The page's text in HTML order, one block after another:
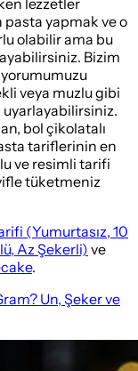
pasta yapmak ve o
olabilir ama bu
Bizim
veya muzlu gibi
uyarlayabilirsiniz.
bol çikolatalı
tariflerinin en
ve resimli tarifi
tüketmeniz
(Yumurtasız, 10
Az Şekerli) ve
.
Un, Şeker ve